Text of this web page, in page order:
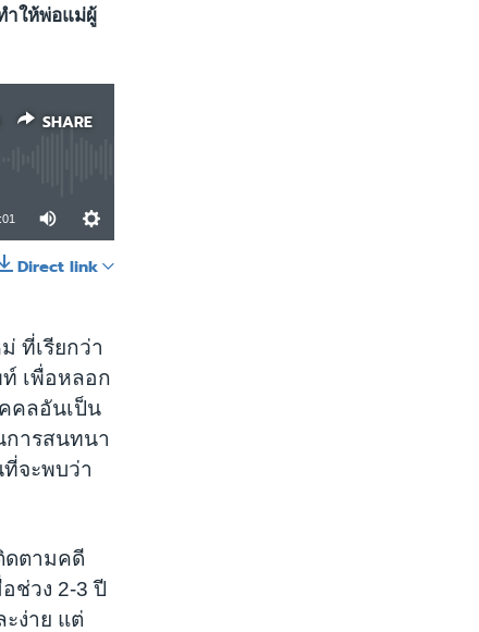
ำให้พ่อแม่ผู้
SHARE
SHARE
Direct link
ที่เรียกว่า
เพื่อหลอก
คลอันเป็น
การสนทนา
จะพบว่า
ดตามคดี
ช่วง 2-3 ปี
ง่าย แต่